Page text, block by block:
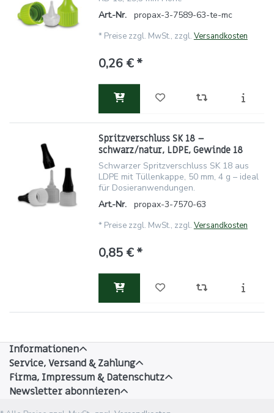
Art.-Nr.
propax-3-7589-63-te-mc
* Preise zzgl. MwSt., zzgl. Versandkosten
0,26 € *
Spritzverschluss SK 18 –
schwarz/natur, LDPE, Gewinde 18
Schwarzer Spritzverschluss SK 18 aus
LDPE mit Tüllenkappe, 50 mm, 4 g – ideal
für Dosieranwendungen.
Art.-Nr.
propax-3-7570-63
* Preise zzgl. MwSt., zzgl. Versandkosten
0,85 € *
Informationen
Service, Versand & Zahlung
Firma, Impressum & Datenschutz
Newsletter abonnieren